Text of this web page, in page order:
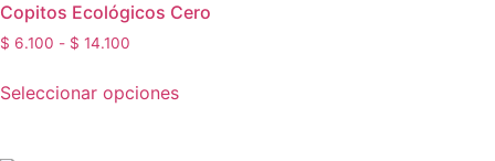
Copitos Ecológicos Cero
$ 6.100 - $ 14.100
Seleccionar opciones